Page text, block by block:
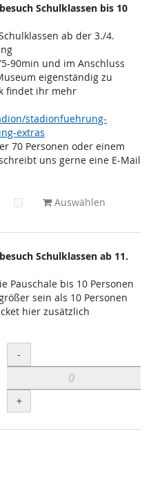
Schulklassen bis 10
ab der 3./4.
90min und im Anschluss
eigenständig zu
findet ihr mehr
stadionfuehrung-
extras
70 Personen oder einem
uns gerne eine E-Mail
Auswählen
Schulklassen ab 11.
Pauschale bis 10 Personen
sein als 10 Personen
hier zusätzlich
Menge
-
+